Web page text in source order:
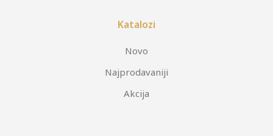
Katalozi
Novo
Najprodavaniji
Akcija